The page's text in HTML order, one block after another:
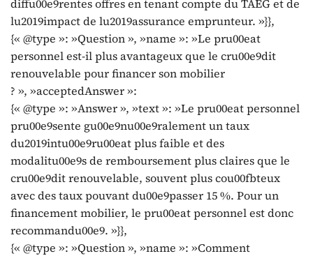
diffu00e9rentes offres en tenant compte du TAEG et de
lu2019impact de lu2019assurance emprunteur. »}},
{« @type »: »Question », »name »: »Le pru00eat
personnel est-il plus avantageux que le cru00e9dit
renouvelable pour financer son mobilier
? », »acceptedAnswer »:
{« @type »: »Answer », »text »: »Le pru00eat personnel
pru00e9sente gu00e9nu00e9ralement un taux
du2019intu00e9ru00eat plus faible et des
modalitu00e9s de remboursement plus claires que le
cru00e9dit renouvelable, souvent plus cou00fbteux
avec des taux pouvant du00e9passer 15 %. Pour un
financement mobilier, le pru00eat personnel est donc
recommandu00e9. »}},
{« @type »: »Question », »name »: »Comment